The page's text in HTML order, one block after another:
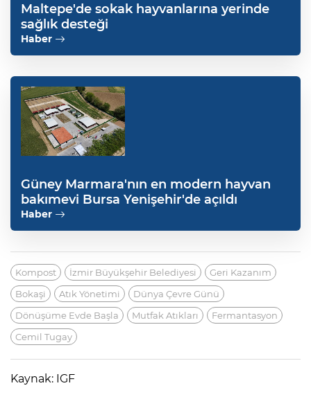
Maltepe'de sokak hayvanlarına yerinde
sağlık desteği
Haber
Güney Marmara'nın en modern hayvan
bakımevi Bursa Yenişehir'de açıldı
Haber
Kompost İzmir Büyükşehir Belediyesi
Geri Kazanım
Bokaşi
Atık Yönetimi
Dünya Çevre Günü
Dönüşüme Evde Başla
Mutfak Atıkları
Fermantasyon
Cemil Tugay
Kaynak: IGF